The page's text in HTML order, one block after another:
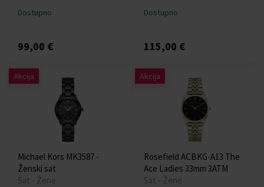
Dostupno
99,00 €
Dostupno
115,00 €
Akcija
Michael Kors MK3587 -
Ženski sat
Sat - Žene
Akcija
Rosefield ACBKG-A13 The
Ace Ladies 33mm 3ATM
Sat - Žene